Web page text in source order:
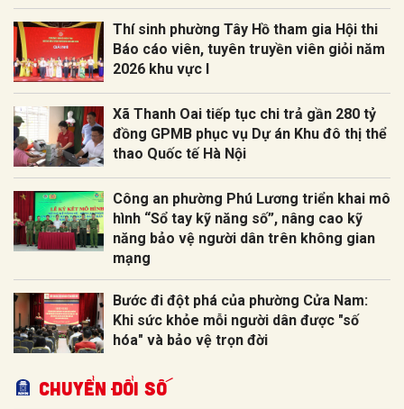
Thí sinh phường Tây Hồ tham gia Hội thi
Báo cáo viên, tuyên truyền viên giỏi năm
2026 khu vực I
Xã Thanh Oai tiếp tục chi trả gần 280 tỷ
đồng GPMB phục vụ Dự án Khu đô thị thể
thao Quốc tế Hà Nội
Công an phường Phú Lương triển khai mô
hình “Sổ tay kỹ năng số”, nâng cao kỹ
năng bảo vệ người dân trên không gian
mạng
Bước đi đột phá của phường Cửa Nam:
Khi sức khỏe mỗi người dân được "số
hóa" và bảo vệ trọn đời
CHUYỂN ĐỔI SỐ